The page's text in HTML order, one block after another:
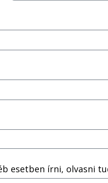
esetben írni, olvasni